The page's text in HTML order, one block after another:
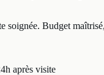
soignée. Budget
après visite